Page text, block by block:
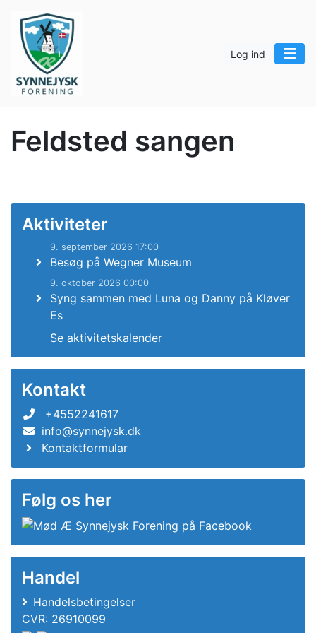
Log ind
Feldsted sangen
Aktiviteter
9. september 2026 17:00
Besøg på Wegner Museum
9. oktober 2026 00:00
Syng sammen med Luna og Danny på Kløver
Es
Se aktivitetskalender
Kontakt
+4552241617
info@synnejysk.dk
Kontaktformular
Følg os her
Handel
Handelsbetingelser
CVR: 26910099